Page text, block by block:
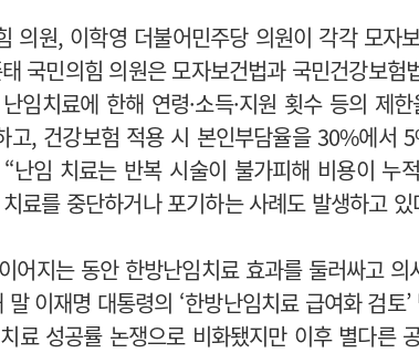
의원, 이학영 더불어민주당 의원이 각각 모자
국민의힘 의원은 모자보건법과 국민건강보험
임치료에 한해 연령·소득·지원 횟수 등의 제
고, 건강보험 적용 시 본인부담율을 30%에서
난임 치료는 반복 시술이 불가피해 비용이 누
료를 중단하거나 포기하는 사례도 발생하고
어지는 동안 한방난임치료 효과를 둘러싸고 의
이재명 대통령의 ‘한방난임치료 급여화 검토
료 성공률 논쟁으로 비화됐지만 이후 별다른